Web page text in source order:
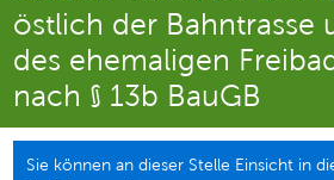
östlich der Bahntrasse
des ehemaligen
nach § 13b BauGB
Sie können an dieser Stelle Einsicht in